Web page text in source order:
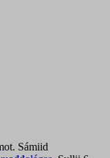
Sámiid